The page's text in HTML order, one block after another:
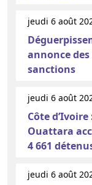
jeudi 6 août
annonce
sanctions
jeudi 6 août
Côte
Ouattara
4 661
jeudi 6 août